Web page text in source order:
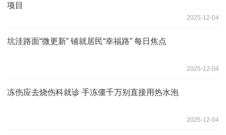
项目
2025-12-04
坑洼路面“微更新” 铺就居民“幸福路” 每日焦点
2025-12-04
冻伤应去烧伤科就诊 手冻僵千万别直接用热水泡
2025-12-04